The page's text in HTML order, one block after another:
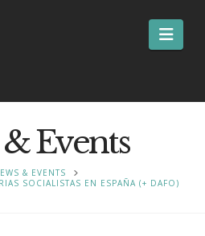
Events
& EVENTS
SOCIALISTAS EN ESPAÑA (+ DAFO)